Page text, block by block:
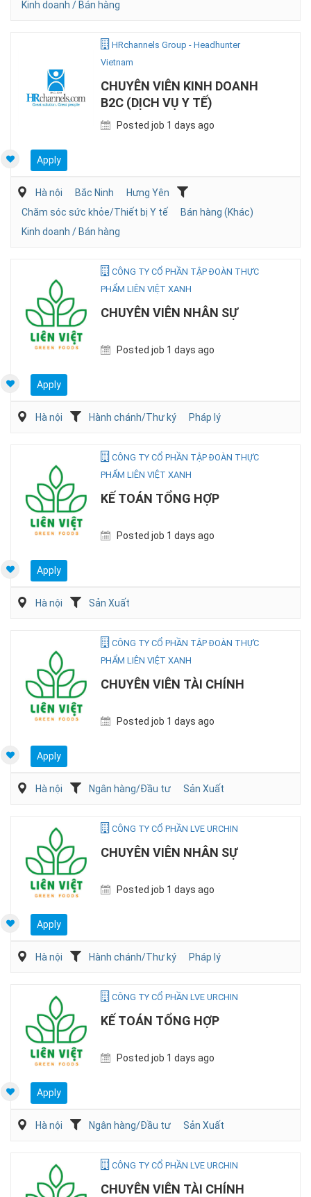
Kinh doanh / Bán hàng
HRchannels Group - Headhunter
Vietnam
CHUYÊN VIÊN KINH DOANH
B2C (DỊCH VỤ Y TẾ)
Posted job 1 days ago
Apply
Hà nội Bắc Ninh
Hưng Yên
Chăm sóc sức khỏe/Thiết bị Y tế
Bán hàng (Khác)
Kinh doanh / Bán hàng
CÔNG TY CỔ PHẦN TẬP ĐOÀN THỰC
PHẨM LIÊN VIỆT XANH
CHUYÊN VIÊN NHÂN SỰ
Posted job 1 days ago
Apply
Hà nội Hành chánh/Thư ký Pháp lý
CÔNG TY CỔ PHẦN TẬP ĐOÀN THỰC
PHẨM LIÊN VIỆT XANH
KẾ TOÁN TỔNG HỢP
Posted job 1 days ago
Apply
Hà nội Sản Xuất
CÔNG TY CỔ PHẦN TẬP ĐOÀN THỰC
PHẨM LIÊN VIỆT XANH
CHUYÊN VIÊN TÀI CHÍNH
Posted job 1 days ago
Apply
Hà nội Ngân hàng/Đầu tư Sản Xuất
CÔNG TY CỔ PHẦN LVE URCHIN
CHUYÊN VIÊN NHÂN SỰ
Posted job 1 days ago
Apply
Hà nội Hành chánh/Thư ký Pháp lý
CÔNG TY CỔ PHẦN LVE URCHIN
KẾ TOÁN TỔNG HỢP
Posted job 1 days ago
Apply
Hà nội Ngân hàng/Đầu tư Sản Xuất
CÔNG TY CỔ PHẦN LVE URCHIN
CHUYÊN VIÊN TÀI CHÍNH